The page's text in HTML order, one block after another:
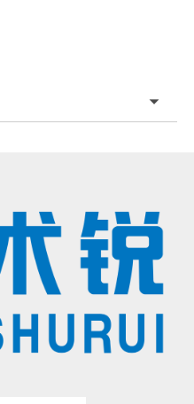
术锐的官方培训计划。患者若想参加术锐 机器人的
定是否适合术锐®机器人的手术。医生和患者应仔
。
拥有的注册商标，未经许可，不得使用。